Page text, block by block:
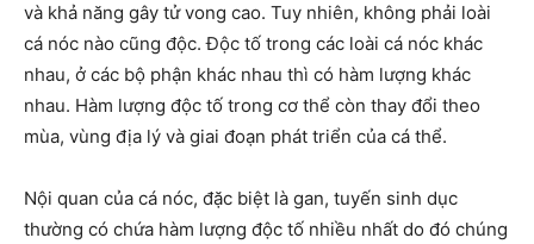
và khả năng gây tử vong cao. Tuy nhiên, không phải loài
cá nóc nào cũng độc. Độc tố trong các loài cá nóc khác
nhau, ở các bộ phận khác nhau thì có hàm lượng khác
nhau. Hàm lượng độc tố trong cơ thể còn thay đổi theo
mùa, vùng địa lý và giai đoạn phát triển của cá thể.
Nội quan của cá nóc, đặc biệt là gan, tuyến sinh dục
thường có chứa hàm lượng độc tố nhiều nhất do đó chúng